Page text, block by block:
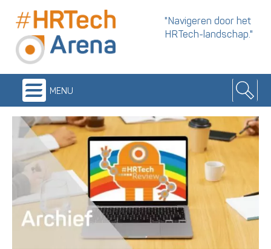
"Navigeren door het
HRTech-landschap."
menu